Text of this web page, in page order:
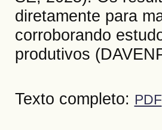
diretamente para
corroborando
produtivos
Texto completo: PDF